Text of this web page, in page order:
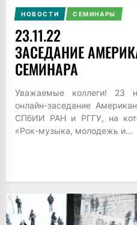
НОВОСТИ СЕМИНАРЫ
23.11.22
ЗАСЕДАНИЕ
СЕМИНАРА
Уважаемые коллеги! 23
онлайн-заседание
СПбИИ РАН и РГГУ, на
«Рок-музыка, молодежь и...